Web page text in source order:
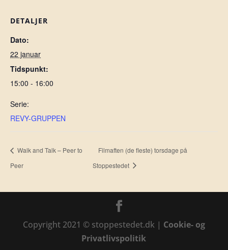
DETALJER
Dato:
22 januar
Tidspunkt:
15:00 - 16:00
Serie:
REVY-GRUPPEN
Walk and Talk – Peer to
Peer
Filmaften (de fleste) torsdage på
Stoppestedet
Copyright 2021 © stoppestedet.dk | Cookie- og
Privatlivspolitik